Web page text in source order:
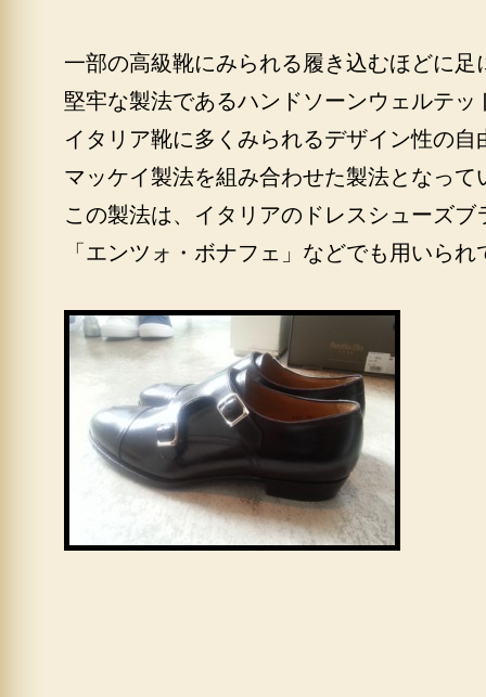
一部の高級靴にみられる履き込むほどに足
堅牢な製法であるハンドソーンウェルテッ
イタリア靴に多くみられるデザイン性の自
マッケイ製法を組み合わせた製法となって
この製法は、イタリアのドレスシューズブ
「エンツォ・ボナフェ」などでも用いられ